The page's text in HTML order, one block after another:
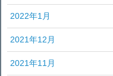
2022年1月
2021年12月
2021年11月